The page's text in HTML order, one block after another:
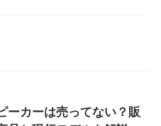
ーカーは売ってない？販